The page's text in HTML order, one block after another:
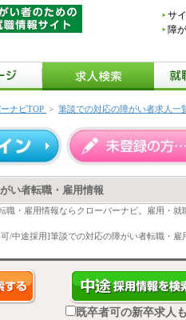
サ
障
ナビTOP > 筆談での対応の障がい者求人一
い者転職・雇用情報
職・雇用情報ならクローバーナビ。雇用・就
/中途採用]筆談での対応の障がい者転職・雇
既卒者可の新卒求人